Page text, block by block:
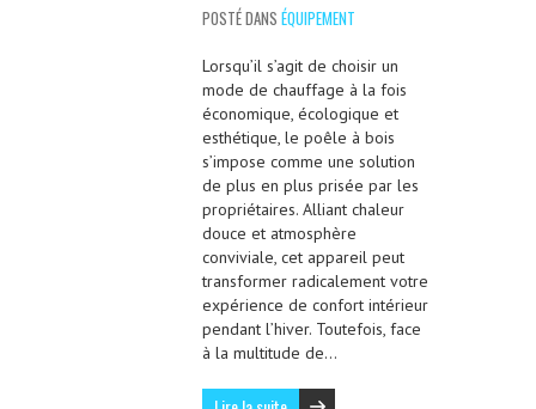
POSTÉ DANS ÉQUIPEMENT
Lorsqu’il s’agit de choisir un
mode de chauffage à la fois
économique, écologique et
esthétique, le poêle à bois
s’impose comme une solution
de plus en plus prisée par les
propriétaires. Alliant chaleur
douce et atmosphère
conviviale, cet appareil peut
transformer radicalement votre
expérience de confort intérieur
pendant l’hiver. Toutefois, face
à la multitude de…